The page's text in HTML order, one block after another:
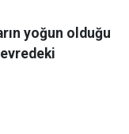
yoğun olduğu